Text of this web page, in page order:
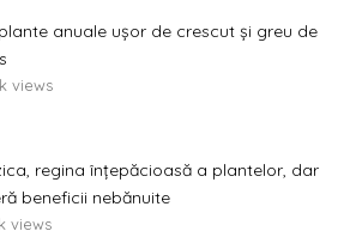
anuale ușor de crescut și greu de
views
regina înțepăcioasă a plantelor, dar
beneficii nebănuite
views